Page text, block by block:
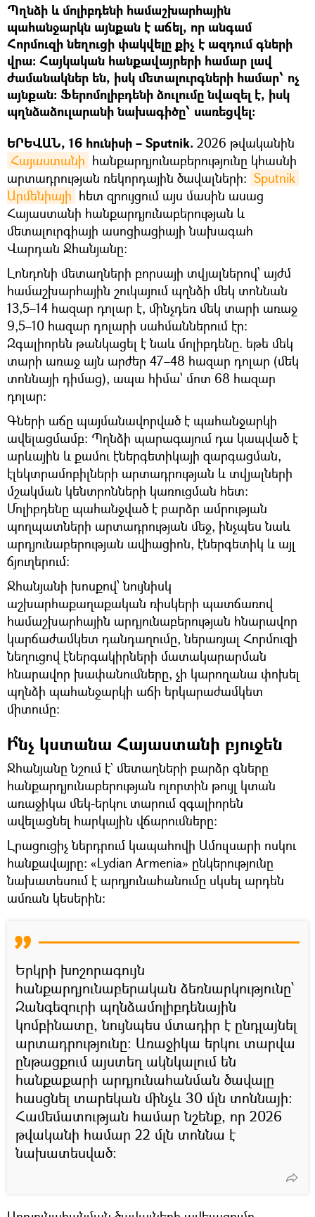
Պղնձի և մոլիբդենի համաշխարհային
պահանջարկն այնքան է աճել, որ անգամ
Հորմուզի նեղուցի փակվելը քիչ է ազդում գների
վրա։ Հայկական հանքավայրերի համար լավ
ժամանակներ են, իսկ մետալուրգների համար՝ ոչ
այնքան։ Ֆերոմոլիբդենի ձուլումը նվազել է, իսկ
պղնձաձուլարանի նախագիծը՝ սառեցվել։
ԵՐԵՎԱՆ, 16 հունիսի – Sputnik. 2026 թվականին
Հայաստանի հանքարդյունաբերությունը կհասնի
արտադրության ռեկորդային ծավալների։ Sputnik
Արմենիայի հետ զրույցում այս մասին ասաց
Հայաստանի հանքարդյունաբերության և
մետալուրգիայի ասոցիացիայի նախագահ
Վարդան Ջհանյանը։
Լոնդոնի մետաղների բորսայի տվյալներով՝ այժմ
համաշխարհային շուկայում պղնձի մեկ տոննան
13,5–14 հազար դոլար է, մինչդեռ մեկ տարի առաջ
9,5–10 հազար դոլարի սահմաններում էր։
Զգալիորեն թանկացել է նաև մոլիբդենը. եթե մեկ
տարի առաջ այն արժեր 47–48 հազար դոլար (մեկ
տոննայի դիմաց), ապա հիմա՝ մոտ 68 հազար
դոլար։
Գների աճը պայմանավորված է պահանջարկի
ավելացմամբ։ Պղնձի պարագայում դա կապված է
արևային և քամու էներգետիկայի զարգացման,
էլեկտրամոբիլների արտադրության և տվյալների
մշակման կենտրոնների կառուցման հետ։
Մոլիբդենը պահանջված է բարձր ամրության
պողպատների արտադրության մեջ, ինչպես նաև
արդյունաբերության ավիացիոն, էներգետիկ և այլ
ճյուղերում։
Ջհանյանի խոսքով՝ նույնիսկ
աշխարհաքաղաքական ռիսկերի պատճառով
համաշխարհային արդյունաբերության հնարավոր
կարճաժամկետ դանդաղումը, ներառյալ Հորմուզի
նեղուցով էներգակիրների մատակարարման
հնարավոր խափանումները, չի կարողանա փոխել
պղնձի պահանջարկի աճի երկարաժամկետ
միտումը։
Ի՞նչ կստանա Հայաստանի բյուջեն
Ջհանյանը նշում է` մետաղների բարձր գները
հանքարդյունաբերության ոլորտին թույլ կտան
առաջիկա մեկ-երկու տարում զգալիորեն
ավելացնել հարկային վճարումները։
Լրացուցիչ ներդրում կապահովի Ամուլսարի ոսկու
հանքավայրը։ «Lydian Armenia» ընկերությունը
նախատեսում է արդյունահանումը սկսել արդեն
ամռան կեսերին։
Երկրի խոշորագույն
հանքարդյունաբերական ձեռնարկությունը՝
Զանգեզուրի պղնձամոլիբդենային
կոմբինատը, նույնպես մտադիր է ընդլայնել
արտադրությունը։ Առաջիկա երկու տարվա
ընթացքում այստեղ ակնկալում են
հանքաքարի արդյունահանման ծավալը
հասցնել տարեկան մինչև 30 մլն տոննայի։
Համեմատության համար նշենք, որ 2026
թվականի համար 22 մլն տոննա է
նախատեսված։